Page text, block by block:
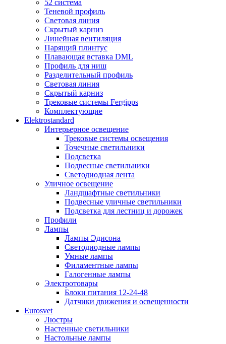
52 система
Теневой профиль
Световая линия
Скрытый карниз
Линейная вентиляция
Парящий плинтус
Плавающая вставка DML
Профиль для ниш
Разделительный профиль
Световая линия
Скрытый карниз
Трековые системы Fergipps
Комплектующие
Elektrostandard
Интерьерное освещение
Трековые системы освещения
Точечные светильники
Подсветка
Подвесные светильники
Светодиодная лента
Уличное освещение
Ландшафтные светильники
Подвесные уличные светильники
Подсветка для лестниц и дорожек
Профили
Лампы
Лампы Эдисона
Светодиодные лампы
Умные лампы
Филаментные лампы
Галогенные лампы
Электротовары
Блоки питания 12-24-48
Датчики движения и освещенности
Eurosvet
Люстры
Настенные светильники
Настольные лампы